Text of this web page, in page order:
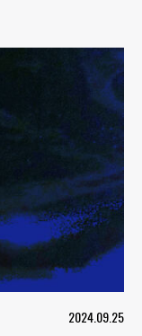
2024.09.25